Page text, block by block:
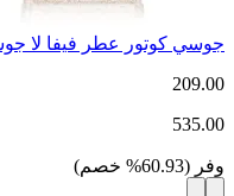
جوسي كوتور عطر فيفا لا
209.00
535.00
وفر (
60.93
% خصم)